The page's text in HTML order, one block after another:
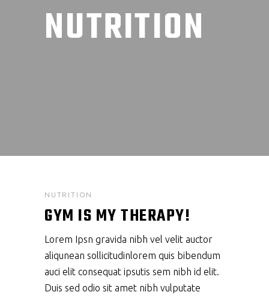
NUTRITION
NUTRITION
GYM IS MY THERAPY!
Lorem Ipsn gravida nibh vel velit auctor
aliqunean sollicitudinlorem quis bibendum
auci elit consequat ipsutis sem nibh id elit.
Duis sed odio sit amet nibh vulputate